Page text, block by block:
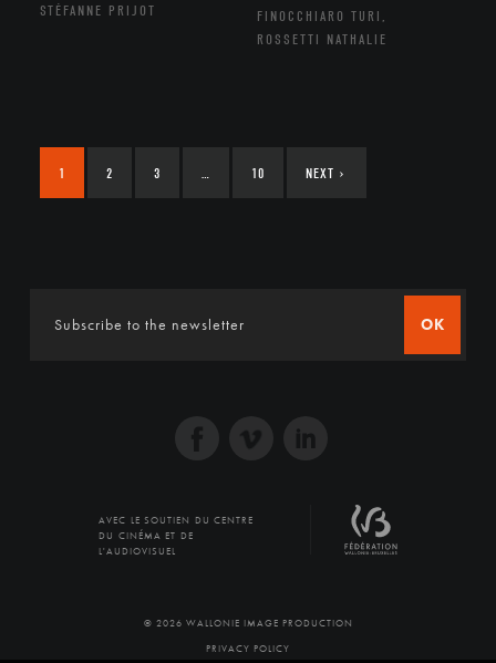
STÉFANNE PRIJOT
FINOCCHIARO TURI,
ROSSETTI NATHALIE
1 2 3 10 NEXT ›
OK
AVEC LE SOUTIEN DU CENTRE
DU CINÉMA ET DE
L'AUDIOVISUEL
© 2026 WALLONIE IMAGE PRODUCTION
PRIVACY POLICY